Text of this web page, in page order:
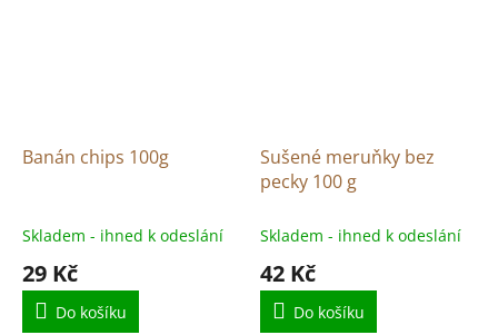
Banán chips 100g
Skladem - ihned k odeslání
29 Kč
Do košíku
Sušené meruňky bez
pecky 100 g
Skladem - ihned k odeslání
42 Kč
Do košíku